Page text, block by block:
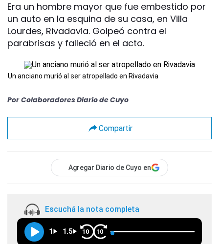
Era un hombre mayor que fue embestido por
un auto en la esquina de su casa, en Villa
Lourdes, Rivadavia. Golpeó contra el
parabrisas y falleció en el acto.
Un anciano murió al ser atropellado en Rivadavia
Por Colaboradores Diario de Cuyo
Compartir
Agregar Diario de Cuyo en
Escuchá la nota completa
1 1.5 10 10